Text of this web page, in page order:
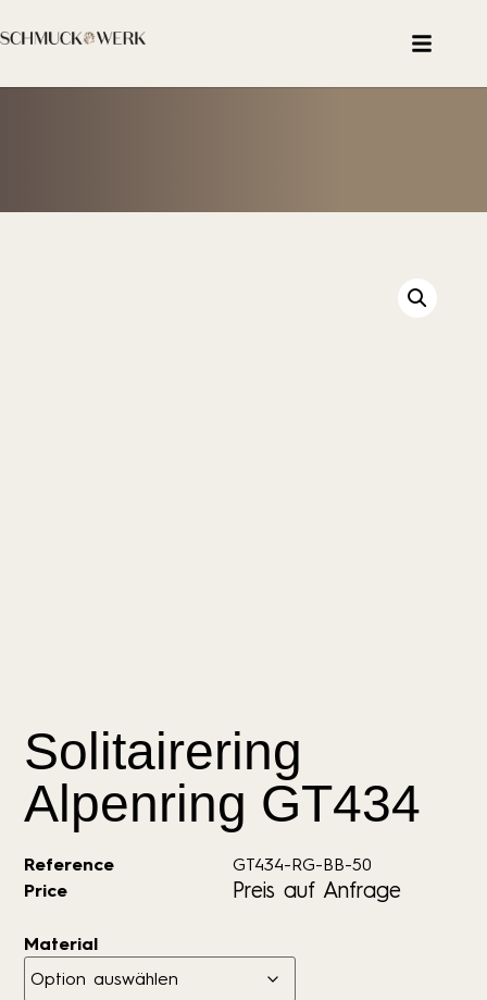
Solitairering
Alpenring GT434
Reference
GT434-RG-BB-50
Price
Preis auf Anfrage
Material